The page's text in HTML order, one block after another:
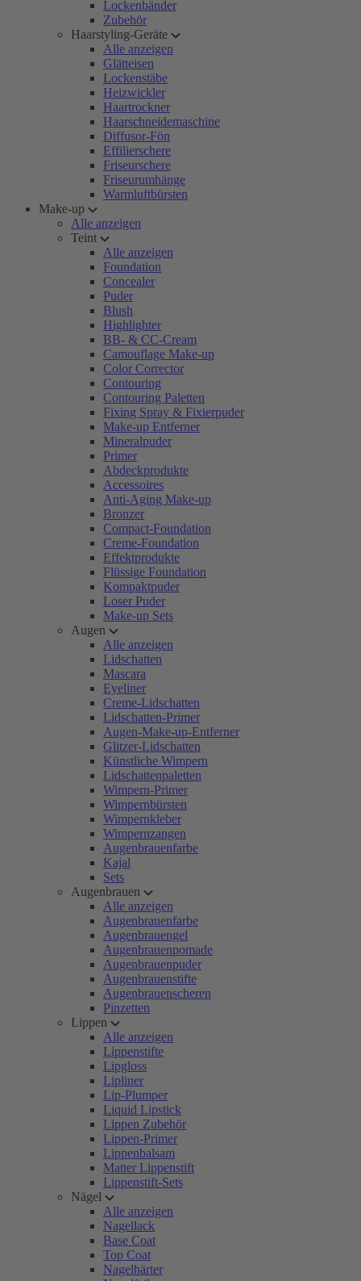
Lockenbänder
Zubehör
Haarstyling-Geräte
Alle anzeigen
Glätteisen
Lockenstäbe
Heizwickler
Haartrockner
Haarschneidemaschine
Diffusor-Fön
Effilierschere
Friseurschere
Friseurumhänge
Warmluftbürsten
Make-up
Alle anzeigen
Teint
Alle anzeigen
Foundation
Concealer
Puder
Blush
Highlighter
BB- & CC-Cream
Camouflage Make-up
Color Corrector
Contouring
Contouring Paletten
Fixing Spray & Fixierpuder
Make-up Entferner
Mineralpuder
Primer
Abdeckprodukte
Accessoires
Anti-Aging Make-up
Bronzer
Compact-Foundation
Creme-Foundation
Effektprodukte
Flüssige Foundation
Kompaktpuder
Loser Puder
Make-up Sets
Augen
Alle anzeigen
Lidschatten
Mascara
Eyeliner
Creme-Lidschatten
Lidschatten-Primer
Augen-Make-up-Entferner
Glitzer-Lidschatten
Künstliche Wimpern
Lidschattenpaletten
Wimpern-Primer
Wimpernbürsten
Wimpernkleber
Wimpernzangen
Augenbrauenfarbe
Kajal
Sets
Augenbrauen
Alle anzeigen
Augenbrauenfarbe
Augenbrauengel
Augenbrauenpomade
Augenbrauenpuder
Augenbrauenstifte
Augenbrauenscheren
Pinzetten
Lippen
Alle anzeigen
Lippenstifte
Lipgloss
Lipliner
Lip-Plumper
Liquid Lipstick
Lippen Zubehör
Lippen-Primer
Lippenbalsam
Matter Lippenstift
Lippenstift-Sets
Nägel
Alle anzeigen
Nagellack
Base Coat
Top Coat
Nagelhärter